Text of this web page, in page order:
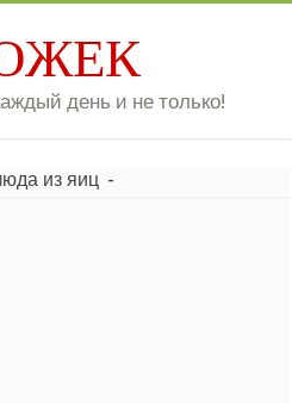
день и не только!
из яиц -